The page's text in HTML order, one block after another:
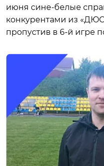
июня сине-белые
конкурентами из
пропустив в 6-й игре